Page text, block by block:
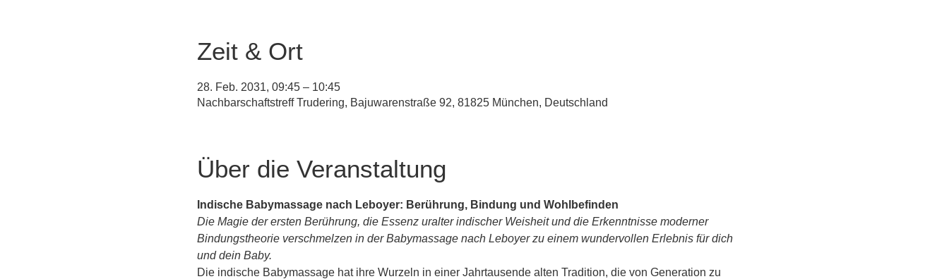
Zeit & Ort
28. Feb. 2031, 09:45 – 10:45
Nachbarschaftstreff Trudering, Bajuwarenstraße 92, 81825 München, Deutschland
Über die Veranstaltung
Indische Babymassage nach Leboyer: Berührung, Bindung und Wohlbefinden
Die Magie der ersten Berührung, die Essenz uralter indischer Weisheit und die Erkenntnisse moderner
Bindungstheorie verschmelzen in der Babymassage nach Leboyer zu einem wundervollen Erlebnis für dich
und dein Baby.
Die indische Babymassage hat ihre Wurzeln in einer Jahrtausende alten Tradition, die von Generation zu